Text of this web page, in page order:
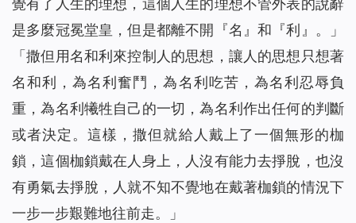
覺有了人生的理想，這個人生的理想不管外表的說辭
是多麼冠冕堂皇，但是都離不開『名』和『利』。
」
「撒但用名和利來控制人的思想，讓人的思想只想著
名和利，為名利奮鬥，為名利吃苦，為名利忍辱負
重，為名利犧牲自己的一切，為名利作出任何的判斷
或者決定。這樣，撒但就給人戴上了一個無形的枷
鎖，這個枷鎖戴在人身上，人沒有能力去掙脫，也沒
有勇氣去掙脫，人就不知不覺地在戴著枷鎖的情況下
一步一步艱難地往前走。
」